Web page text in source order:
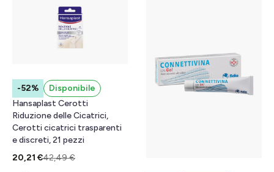
-52%
Disponibile
Hansaplast Cerotti
Riduzione delle Cicatrici,
Cerotti cicatrici trasparenti
e discreti, 21 pezzi
20,21 €42,49 €